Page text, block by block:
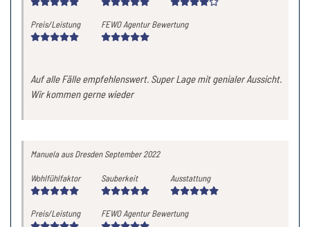
Preis/Leistung FEWO Agentur Bewertung
Auf alle Fälle empfehlenswert. Super Lage mit genialer Aussicht.
Wir kommen gerne wieder
Manuelaaus Dresden September 2022
Wohlfühlfaktor Sauberkeit Ausstattung
Preis/Leistung FEWO Agentur Bewertung